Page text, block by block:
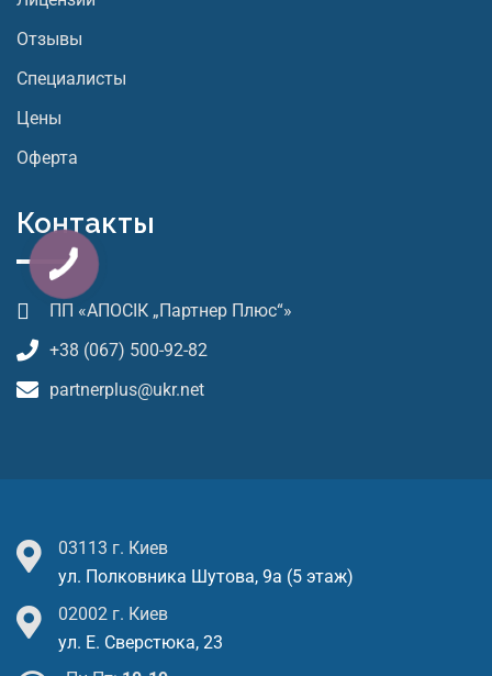
Отзывы
Специалисты
Цены
Оферта
Контакты
ПП «АПОСІК „Партнер Плюс“»
+38 (067) 500-92-82
partnerplus@ukr.net
03113 г. Киев
ул. Полковника Шутова, 9а (5 этаж)
02002 г. Киев
ул. Е. Сверстюка, 23